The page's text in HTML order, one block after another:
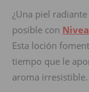
¿Una piel
posible con
Esta loción
tiempo que le
aroma